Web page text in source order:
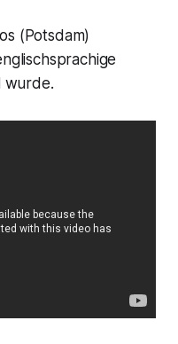
(Potsdam)
wurde.